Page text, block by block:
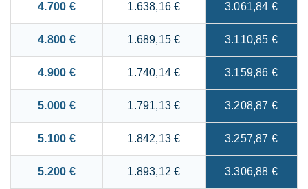
4.700 € 1.638,16 € 3.061,84 €
4.800 € 1.689,15 € 3.110,85 €
4.900 € 1.740,14 € 3.159,86 €
5.000 € 1.791,13 € 3.208,87 €
5.100 € 1.842,13 € 3.257,87 €
5.200 € 1.893,12 € 3.306,88 €